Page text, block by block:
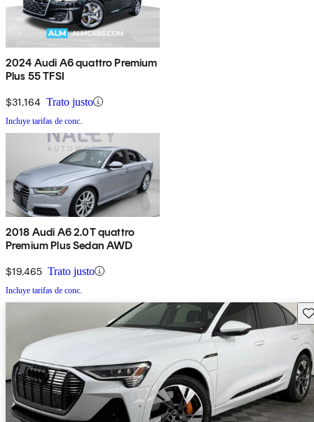
2024 Audi A6 quattro Premium
Plus 55 TFSI
$31,164 Trato justo
Incluye tarifas de conc.
2018 Audi A6 2.0T quattro
Premium Plus Sedan AWD
$19,465 Trato justo
Incluye tarifas de conc.